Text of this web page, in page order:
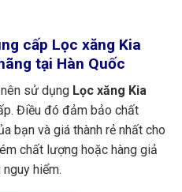
cấp Lọc xăng Kia
tại Hàn Quốc
sử dụng Lọc xăng Kia
Điều đó đảm bảo chất
bạn và giá thành rẻ nhất cho
chất lượng hoặc hàng giả
hiểm.